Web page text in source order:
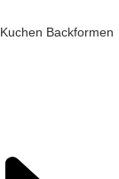
Kuchen Backformen